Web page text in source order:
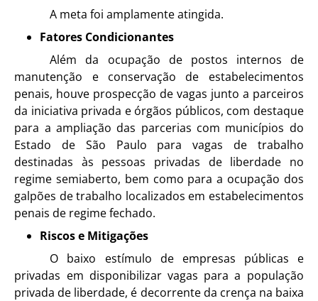
A meta foi amplamente atingida.
Fatores Condicionantes
Além da ocupação de postos internos de
manutenção e conservação de estabelecimentos
penais, houve prospecção de vagas junto a parceiros
da iniciativa privada e órgãos públicos, com destaque
para a ampliação das parcerias com municípios do
Estado de São Paulo para vagas de trabalho
destinadas às pessoas privadas de liberdade no
regime semiaberto, bem como para a ocupação dos
galpões de trabalho localizados em estabelecimentos
penais de regime fechado.
Riscos e Mitigações
O baixo estímulo de empresas públicas e
privadas em disponibilizar vagas para a população
privada de liberdade, é decorrente da crença na baixa